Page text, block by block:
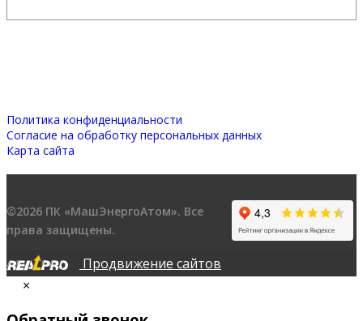
Политика конфиденциальности
Согласие на обработку персональных данных
Карта сайта
©2026 ПК «МашЭнергоАтом». Все
права защищены.
Продвижение сайтов
×